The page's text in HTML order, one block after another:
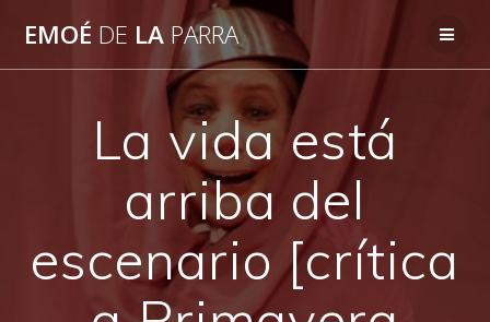
Skip
to
content
EMOÉ DE LA PARRA
La vida está
arriba del
escenario [crítica